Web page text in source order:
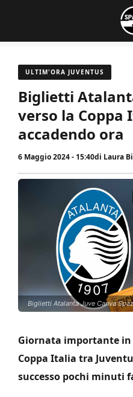
contenuto
ULTIM'ORA JUVENTUS
Biglietti
verso la Coppa
accadendo ora
6 Maggio 2024 - 15:40di Laura
Biglietti Atalanta Juve Canva
Giornata importante
Coppa Italia tra
successo pochi minuti